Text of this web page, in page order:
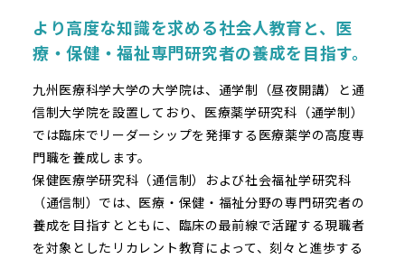
より高度な知識を求める社会人教育と、医
療・保健・福祉専門研究者の養成を目指す。
九州医療科学大学の大学院は、通学制（昼夜開講）と通
信制大学院を設置しており、医療薬学研究科（通学制）
では臨床でリーダーシップを発揮する医療薬学の高度専
門職を養成します。
保健医療学研究科（通信制）および社会福祉学研究科
（通信制）では、医療・保健・福祉分野の専門研究者の
養成を目指すとともに、臨床の最前線で活躍する現職者
を対象としたリカレント教育によって、刻々と進歩する